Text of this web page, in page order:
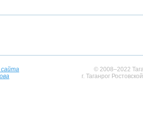
сайта
© 2008–2022
г. Таганрог